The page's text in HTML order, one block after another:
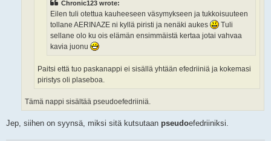
Chronic123 wrote:
Eilen tuli otettua kauheeseen väsymykseen ja tukkoisuuteen
tollane AERINAZE ni kyllä piristi ja nenäki aukes
Tuli
sellane olo ku ois elämän ensimmäistä kertaa jotai vahvaa
kavia juonu
Paitsi että tuo paskanappi ei sisällä yhtään efedriiniä ja kokemasi
piristys oli plaseboa.
Tämä nappi sisältää pseudoefedriiniä.
Jep, siihen on syynsä, miksi sitä kutsutaan pseudoefedriiniksi.